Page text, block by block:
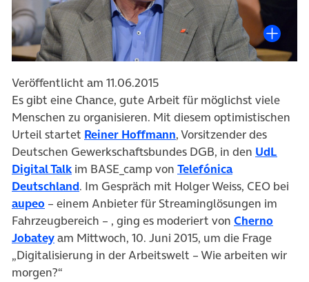
Veröffentlicht am 11.06.2015
Es gibt eine Chance, gute Arbeit für möglichst viele
Menschen zu organisieren. Mit diesem optimistischen
Urteil startet Reiner Hoffmann, Vorsitzender des
Deutschen Gewerkschaftsbundes DGB, in den UdL
Digital Talk im BASE_camp von Telefónica
Deutschland. Im Gespräch mit Holger Weiss, CEO bei
aupeo – einem Anbieter für Streaminglösungen im
Fahrzeugbereich – , ging es moderiert von Cherno
Jobateyam Mittwoch, 10. Juni 2015, um die Frage
„Digitalisierung in der Arbeitswelt – Wie arbeiten wir
morgen?“